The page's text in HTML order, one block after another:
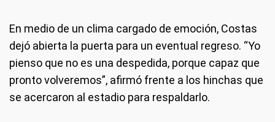
En medio de un clima cargado de emoción, Costas
dejó abierta la puerta para un eventual regreso. “Yo
pienso que no es una despedida, porque capaz que
pronto volveremos”, afirmó frente a los hinchas que
se acercaron al estadio para respaldarlo.